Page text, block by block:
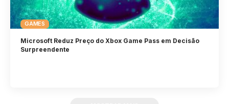
GAMES
Microsoft Reduz Preço do Xbox Game Pass em Decisão
Surpreendente